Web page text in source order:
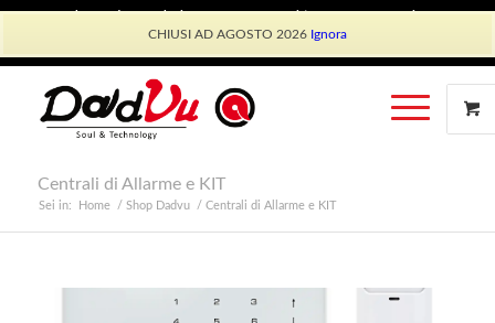
CHIUSI AD AGOSTO 2026 Ignora
Centrali di Allarme e KIT
Sei in: Home / Shop Dadvu / Centrali di Allarme e KIT